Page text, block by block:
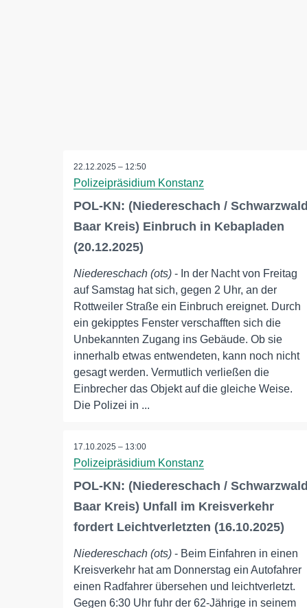
22.12.2025 – 12:50
Polizeipräsidium Konstanz
POL-KN: (Niedereschach / Schwarzwald
Baar Kreis) Einbruch in Kebapladen
(20.12.2025)
Niedereschach (ots) - In der Nacht von Freitag
auf Samstag hat sich, gegen 2 Uhr, an der
Rottweiler Straße ein Einbruch ereignet. Durch
ein gekipptes Fenster verschafften sich die
Unbekannten Zugang ins Gebäude. Ob sie
innerhalb etwas entwendeten, kann noch nicht
gesagt werden. Vermutlich verließen die
Einbrecher das Objekt auf die gleiche Weise.
Die Polizei in ...
17.10.2025 – 13:00
Polizeipräsidium Konstanz
POL-KN: (Niedereschach / Schwarzwald
Baar Kreis) Unfall im Kreisverkehr
fordert Leichtverletzten (16.10.2025)
Niedereschach (ots) - Beim Einfahren in einen
Kreisverkehr hat am Donnerstag ein Autofahrer
einen Radfahrer übersehen und leichtverletzt.
Gegen 6:30 Uhr fuhr der 62-Jährige in seinem